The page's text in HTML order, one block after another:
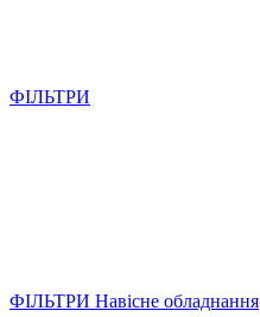
ФІЛЬТРИ
ФІЛЬТРИ Навісне обладнання